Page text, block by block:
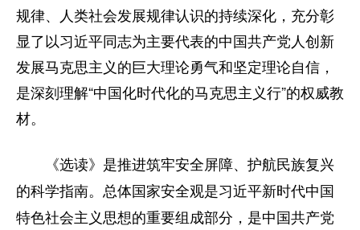
规律、人类社会发展规律认识的持续深化，充分彰
显了以习近平同志为主要代表的中国共产党人创新
发展马克思主义的巨大理论勇气和坚定理论自信，
是深刻理解“中国化时代化的马克思主义行”的权威教
材。
《选读》是推进筑牢安全屏障、护航民族复兴
的科学指南。 总体国家安全观是习近平新时代中国
特色社会主义思想的重要组成部分，是中国共产党